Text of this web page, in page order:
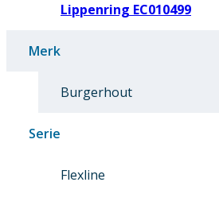
Lippenring EC010499
Merk
Burgerhout
Serie
Flexline